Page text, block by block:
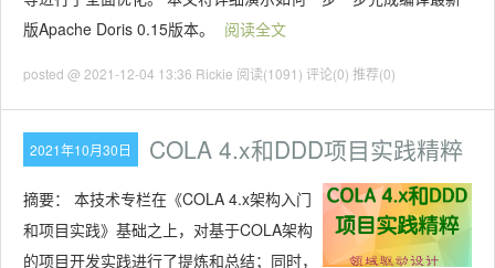
版Apache Doris 0.15版本。
阅读全文
posted @ 2021-12-04 13:36 Rickie 阅读(1091) 评论(0) 推荐(0)
2021年10月30日 COLA 4.x和DDD项目实践精粹
摘要： 本技术专栏在《COLA 4.x架构入门
和项目实践》基础之上，对基于COLA架构
的项目开发实践进行了提炼和总结；同时，